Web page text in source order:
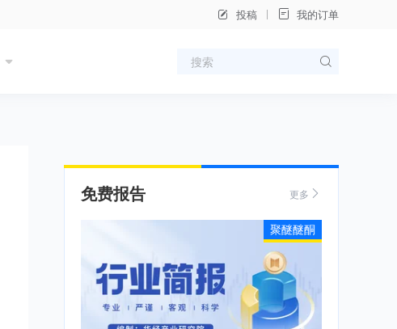
投稿 我的订单
免费报告 更多
聚醚醚酮